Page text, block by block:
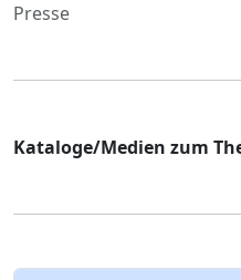
Presse
Kataloge/Medien zum